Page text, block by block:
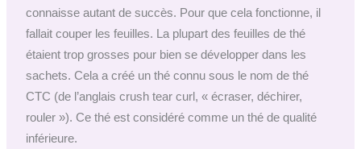
connaisse autant de succès. Pour que cela fonctionne, il
fallait couper les feuilles. La plupart des feuilles de thé
étaient trop grosses pour bien se développer dans les
sachets. Cela a créé un thé connu sous le nom de thé
CTC (de l’anglais crush tear curl, « écraser, déchirer,
rouler »). Ce thé est considéré comme un thé de qualité
inférieure.